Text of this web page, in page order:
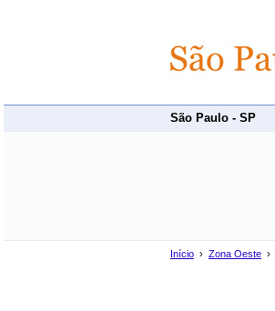
São Paulo - SP
Início › Zona Oeste ›